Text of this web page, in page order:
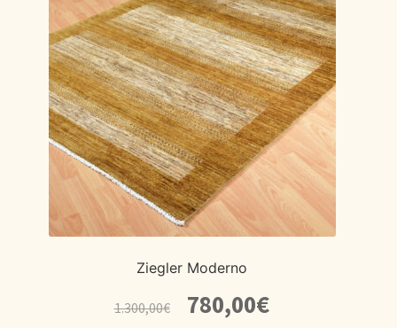
Ziegler Moderno
1.300,00€ precio
780,00€precio